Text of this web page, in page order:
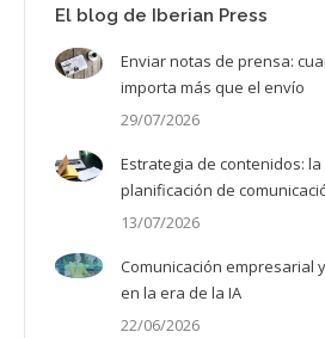
El blog de Iberian Press
Enviar notas de prensa:
importa más que el envío
29/07/2026
Estrategia de contenidos:
planificación de
13/07/2026
Comunicación empresarial
en la era de la IA
22/06/2026